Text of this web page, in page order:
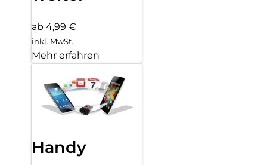
ab 4,99 €
inkl. MwSt.
Mehr erfahren
Handy